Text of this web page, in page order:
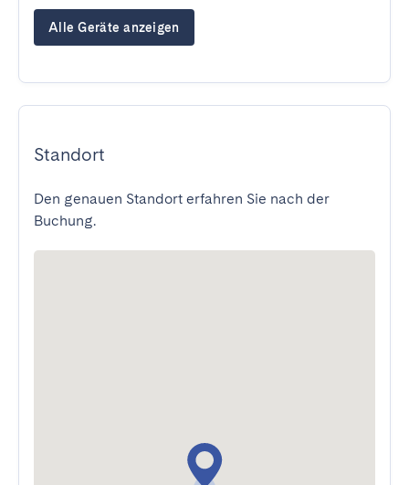
Alle Geräte anzeigen
Standort
Den genauen Standort erfahren Sie nach der
Buchung.